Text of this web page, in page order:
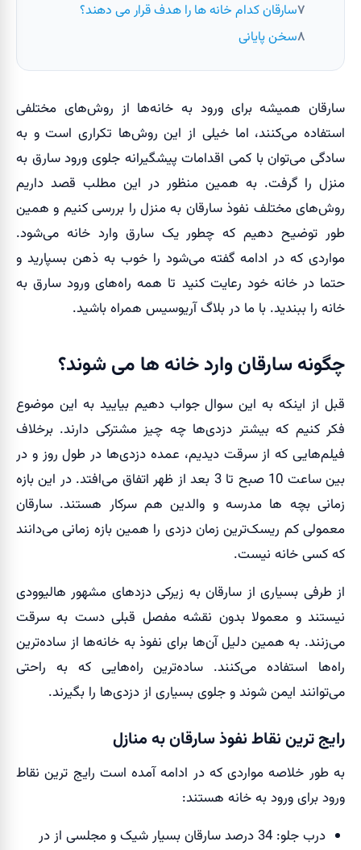
سارقان کدام خانه ها را هدف قرار می دهند؟
سخن پایانی
سارقان همیشه برای ورود به خانه‌ها از روش‌های مختلفی
استفاده می‌کنند، اما خیلی از این روش‌ها تکراری است و به
سادگی می‌توان با کمی اقدامات پیشگیرانه جلوی ورود سارق به
منزل را گرفت. به همین منظور در این مطلب قصد داریم
روش‌های مختلف نفوذ سارقان به منزل را بررسی کنیم و همین
طور توضیح دهیم که چطور یک سارق وارد خانه می‌شود.
مواردی که در ادامه گفته می‌شود را خوب به ذهن بسپارید و
حتما در خانه خود رعایت کنید تا همه راه‌های ورود سارق به
خانه را ببندید. با ما در بلاگ آریوسیس همراه باشید.
چگونه سارقان وارد خانه ها می شوند؟
قبل از اینکه به این سوال جواب دهیم بیایید به این موضوع
فکر کنیم که بیشتر دزدی‌ها چه چیز مشترکی دارند. برخلاف
فیلم‌هایی که از سرقت دیدیم، عمده دزدی‌ها در طول روز و در
بین ساعت 10 صبح تا 3 بعد از ظهر اتفاق می‌افتد. در این بازه
زمانی بچه ها مدرسه و والدین هم سرکار هستند. سارقان
معمولی کم ریسک‌ترین زمان دزدی را همین بازه زمانی می‌دانند
که کسی خانه نیست.
از طرفی بسیاری از سارقان به زیرکی دزدهای مشهور هالیوودی
نیستند و معمولا بدون نقشه مفصل قبلی دست به سرقت
می‌زنند. به همین دلیل آن‌ها برای نفوذ به خانه‌ها از ساده‌ترین
راه‌ها استفاده می‌کنند. ساده‌ترین راه‌هایی که به راحتی
می‌توانند ایمن شوند و جلوی بسیاری از دزدی‌ها را بگیرند.
رایج ترین نقاط نفوذ سارقان به منازل
به طور خلاصه مواردی که در ادامه آمده است رایج ترین نقاط
ورود برای ورود به خانه هستند:
درب جلو: 34 درصد سارقان بسیار شیک و مجلسی از در